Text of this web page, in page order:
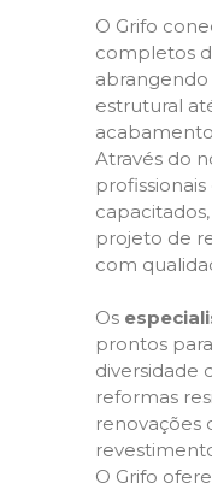
O Grifo
completos
abrangendo
estrutural
Através do
projeto de
com
Os
prontos
diversidade
reformas
renovações
O Grifo